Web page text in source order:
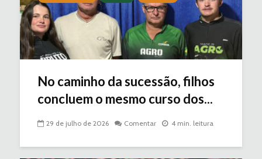
No caminho da sucessão, filhos
concluem o mesmo curso dos...
29 de julho de 2026 Comentar 4 min. leitura